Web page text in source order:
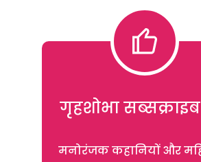
गृहशोभा
मनोरंजक कहानियों और